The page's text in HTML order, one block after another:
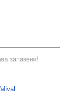
запазени!